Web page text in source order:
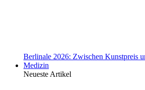
Berlinale 2026: Zwischen Kunstpreis
Medizin
Neueste Artikel